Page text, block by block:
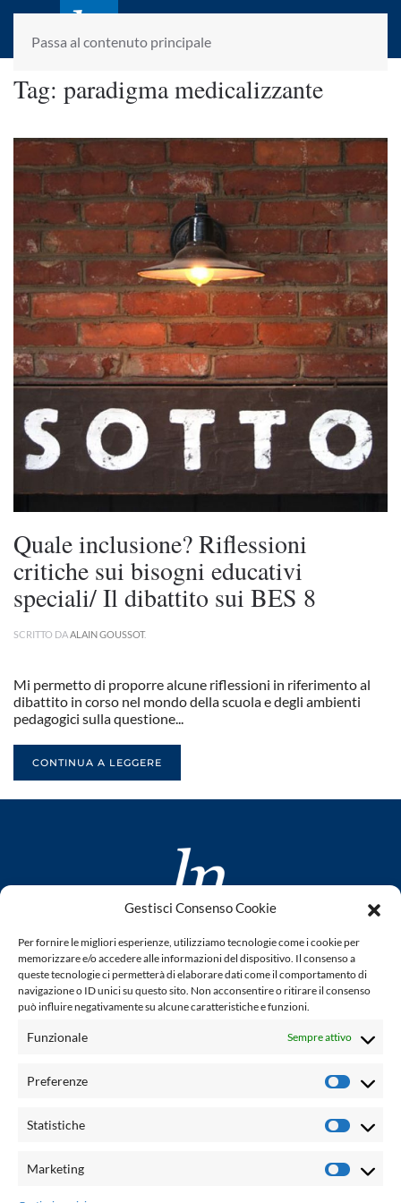
Gestisci Consenso Cookie
Per fornire le migliori esperienze, utilizziamo tecnologie come i cookie per
memorizzare e/o accedere alle informazioni del dispositivo. Il consenso a
queste tecnologie ci permetterà di elaborare dati come il comportamento di
navigazione o ID unici su questo sito. Non acconsentire o ritirare il consenso
può influire negativamente su alcune caratteristiche e funzioni.
Funzionale Sempre attivo
Preferenze
Statistiche
Marketing
Passa al contenuto principale
laletteraturaenoi.it
fondato da Romano Luperini
Tag: paradigma medicalizzante
Quale inclusione? Riflessioni
critiche sui bisogni educativi
speciali/ Il dibattito sui BES 8
SCRITTO DAALAIN GOUSSOT.
Mi permetto di proporre alcune riflessioni in riferimento al
dibattito in corso nel mondo della scuola e degli ambienti
pedagogici sulla questione...
CONTINUA A LEGGERE
www.laletteraturaenoi.it
fondato da Romano Luperini
Questo blog non rappresenta una testata giornalistica in
quanto viene aggiornato senza alcuna periodicità. Non può
legge n° 62 del 7.03.2001. L'autore non è responsabile per
email: